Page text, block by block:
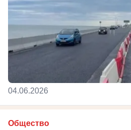
04.06.2026
Общество